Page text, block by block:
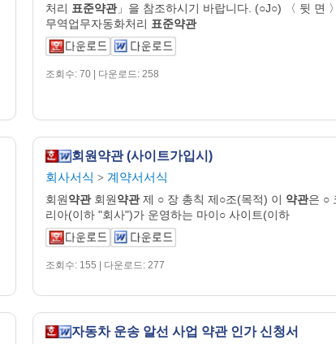
처리 표준약관」을 참조하시기 바랍니다. (○J○) 〈 뒷 면 〉
무역업무자동화처리 표준약관
조회수: 70 | 다운로드: 258
회원약관 (사이트가입시)
회사서식 > 계약서서식
회원약관회원약관제 ○ 장 총칙 제○조(목적) 이 약관은 ○
리아(이하 "회사")가 운영하는 마이○ 사이트(이하
조회수: 155 | 다운로드: 277
자동차 운송 알선 사업 약관 인가 신청서